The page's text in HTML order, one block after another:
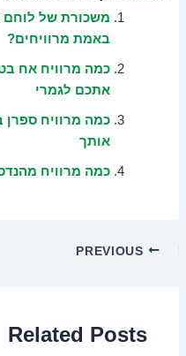
משכורת של לוחם
באמת מרוויחים?
כמה מרוויח אח
אתכם לגמרי
כמה מרוויח ספרן
אותך
כמה מרוויח
Related Posts